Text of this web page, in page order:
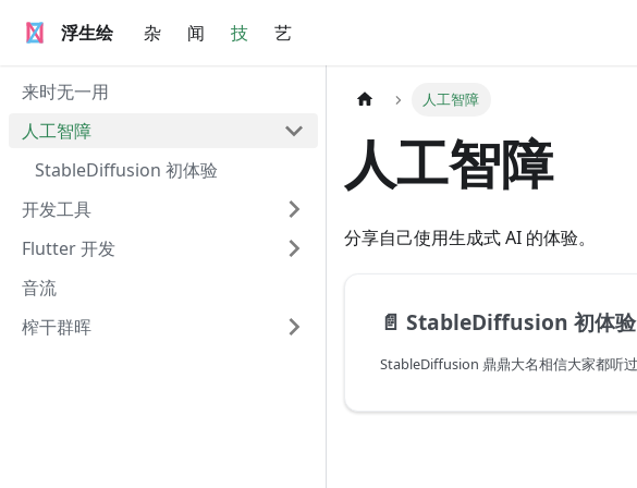
浮生绘 杂 闻 技 艺
浮生绘
来时无一用
人工智障
StableDiffusion 初体验
开发工具
Flutter 开发
音流
榨干群晖
人工智障
人工智障
分享自己使用生成式 AI 的体验。
📄️ StableDiffusion 初体验